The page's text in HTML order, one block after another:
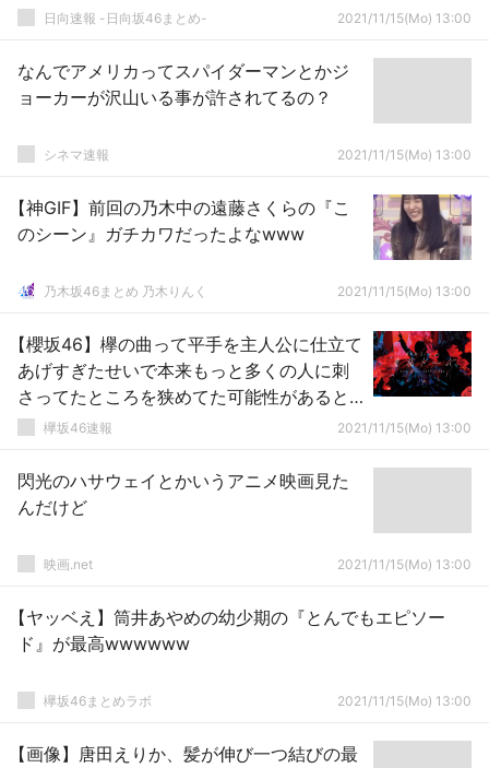
日向速報 -日向坂46まとめ- 2021/11/15(Mo) 13:00
なんでアメリカってスパイダーマンとかジ
ョーカーが沢山いる事が許されてるの？
シネマ速報 2021/11/15(Mo) 13:00
【神GIF】前回の乃木中の遠藤さくらの『こ
のシーン』ガチカワだったよなwww
乃木坂46まとめ 乃木りんく 2021/11/15(Mo) 13:00
【櫻坂46】欅の曲って平手を主人公に仕立て
あげすぎたせいで本来もっと多くの人に刺
さってたところを狭めてた可能性があると
俺は思ってる。
欅坂46速報 2021/11/15(Mo) 13:00
閃光のハサウェイとかいうアニメ映画見た
んだけど
映画.net 2021/11/15(Mo) 13:00
【ヤッベえ】筒井あやめの幼少期の『とんでもエピソー
ド』が最高wwwwww
欅坂46まとめラボ 2021/11/15(Mo) 13:00
【画像】唐田えりか、髪が伸び一つ結びの最